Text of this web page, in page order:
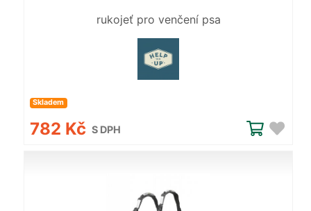
rukojeť pro venčení psa
Skladem
782 Kč S DPH